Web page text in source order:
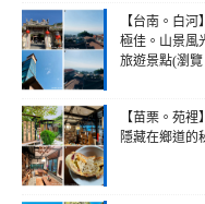
【台南。白
極佳。山景風
旅遊景點(瀏覽
【苗栗。苑
隱藏在鄉道的